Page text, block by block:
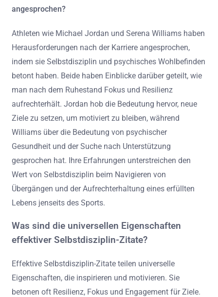
angesprochen?
Athleten wie Michael Jordan und Serena Williams haben
Herausforderungen nach der Karriere angesprochen,
indem sie Selbstdisziplin und psychisches Wohlbefinden
betont haben. Beide haben Einblicke darüber geteilt, wie
man nach dem Ruhestand Fokus und Resilienz
aufrechterhält. Jordan hob die Bedeutung hervor, neue
Ziele zu setzen, um motiviert zu bleiben, während
Williams über die Bedeutung von psychischer
Gesundheit und der Suche nach Unterstützung
gesprochen hat. Ihre Erfahrungen unterstreichen den
Wert von Selbstdisziplin beim Navigieren von
Übergängen und der Aufrechterhaltung eines erfüllten
Lebens jenseits des Sports.
Was sind die universellen Eigenschaften
effektiver Selbstdisziplin-Zitate?
Effektive Selbstdisziplin-Zitate teilen universelle
Eigenschaften, die inspirieren und motivieren. Sie
betonen oft Resilienz, Fokus und Engagement für Ziele.